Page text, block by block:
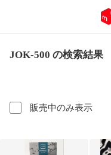
JOK-500 の検索結果
販売中のみ表示